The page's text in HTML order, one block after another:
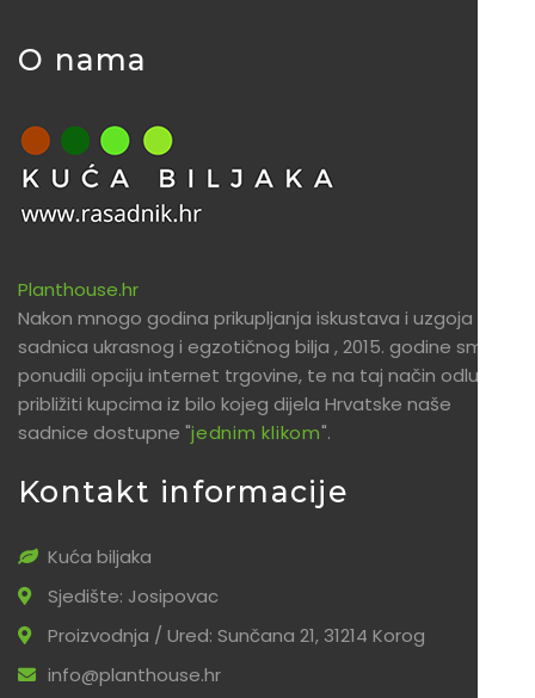
O nama
Planthouse.hr
Nakon mnogo godina prikupljanja iskustava i uzgoja
sadnica ukrasnog i egzotičnog bilja , 2015. godine smo
ponudili opciju internet trgovine, te na taj način odlučili
približiti kupcima iz bilo kojeg dijela Hrvatske naše
sadnice dostupne "jednim klikom".
Kontakt informacije
Kuća biljaka
Sjedište: Josipovac
Proizvodnja / Ured: Sunčana 21, 31214 Korog
info@planthouse.hr